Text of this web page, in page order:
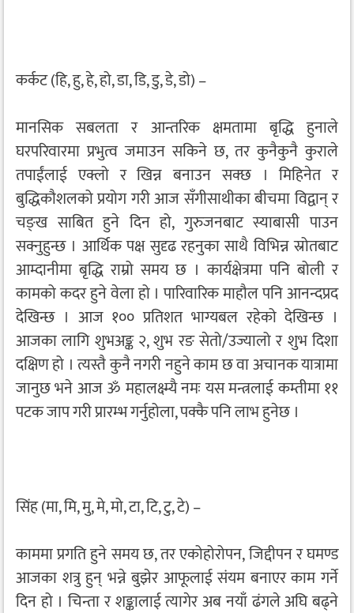
कर्कट (हि, हु, हे, हो, डा, डि, डु, डे, डो) –
मानसिक सबलता र आन्तरिक क्षमतामा बृद्धि हुनाले
घरपरिवारमा प्रभुत्व जमाउन सकिने छ, तर कुनैकुनै कुराले
तपाईंलाई एक्लो र खिन्न बनाउन सक्छ । मिहिनेत र
बुद्धिकौशलको प्रयोग गरी आज सँगीसाथीका बीचमा विद्वान् र
चङ्ख साबित हुने दिन हो, गुरुजनबाट स्याबासी पाउन
सक्नुहुन्छ । आर्थिक पक्ष सुदृढ रहनुका साथै विभिन्न स्रोतबाट
आम्दानीमा बृद्धि राम्रो समय छ । कार्यक्षेत्रमा पनि बोली र
कामको कदर हुने वेला हो । पारिवारिक माहौल पनि आनन्दप्रद
देखिन्छ । आज १०० प्रतिशत भाग्यबल रहेको देखिन्छ ।
आजका लागि शुभअङ्क २, शुभ रङ सेतो/उज्यालो र शुभ दिशा
दक्षिण हो । त्यस्तै कुनै नगरी नहुने काम छ वा अचानक यात्रामा
जानुछ भने आज ॐ महालक्ष्म्यै नमः यस मन्त्रलाई कम्तीमा ११
पटक जाप गरी प्रारम्भ गर्नुहोला, पक्कै पनि लाभ हुनेछ ।
सिंह (मा, मि, मु, मे, मो, टा, टि, टु, टे) –
काममा प्रगति हुने समय छ, तर एकोहोरोपन, जिद्दीपन र घमण्ड
आजका शत्रु हुन् भन्ने बुझेर आफूलाई संयम बनाएर काम गर्ने
दिन हो । चिन्ता र शङ्कालाई त्यागेर अब नयाँ ढंगले अघि बढ्ने